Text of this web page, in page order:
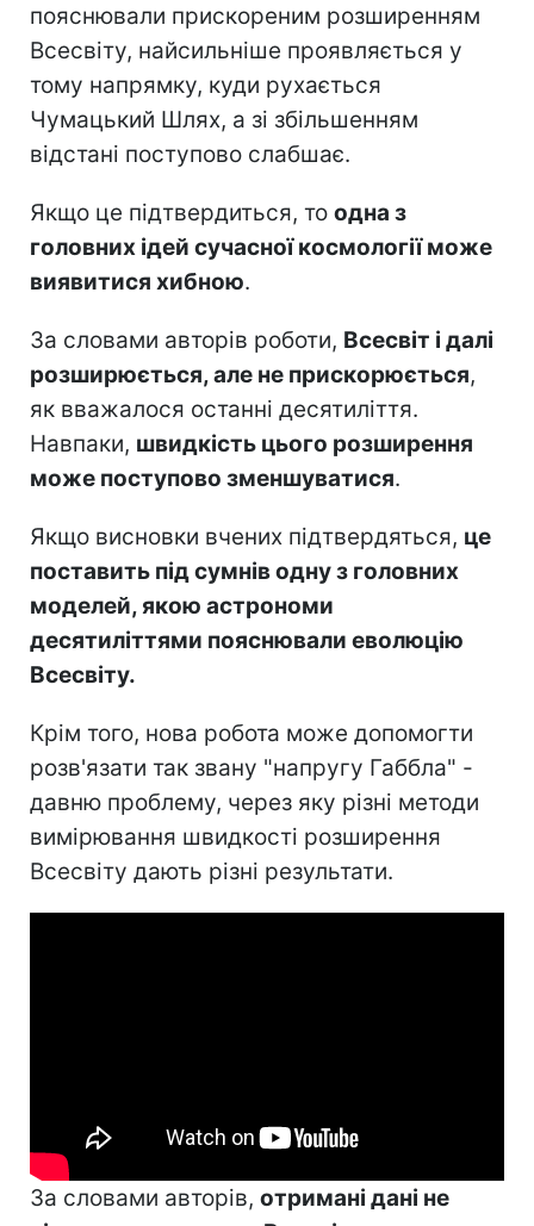
пояснювали прискореним розширенням
Всесвіту, найсильніше проявляється у
тому напрямку, куди рухається
Чумацький Шлях, а зі збільшенням
відстані поступово слабшає.
Якщо це підтвердиться, то одна з
головних ідей сучасної космології може
виявитися хибною.
За словами авторів роботи, Всесвіт і далі
розширюється, але не прискорюється,
як вважалося останні десятиліття.
Навпаки, швидкість цього розширення
може поступово зменшуватися.
Якщо висновки вчених підтвердяться, це
поставить під сумнів одну з головних
моделей, якою астрономи
десятиліттями пояснювали еволюцію
Всесвіту.
Крім того, нова робота може допомогти
розв'язати так звану "напругу Габбла" -
давню проблему, через яку різні методи
вимірювання швидкості розширення
Всесвіту дають різні результати.
За словами авторів, отримані дані не